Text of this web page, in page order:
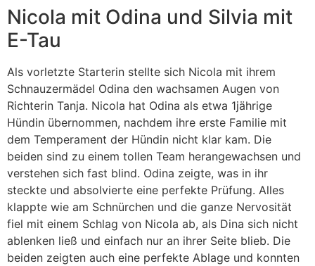
Nicola mit Odina und Silvia mit
E-Tau
Als vorletzte Starterin stellte sich Nicola mit ihrem
Schnauzermädel Odina den wachsamen Augen von
Richterin Tanja. Nicola hat Odina als etwa 1jährige
Hündin übernommen, nachdem ihre erste Familie mit
dem Temperament der Hündin nicht klar kam. Die
beiden sind zu einem tollen Team herangewachsen und
verstehen sich fast blind. Odina zeigte, was in ihr
steckte und absolvierte eine perfekte Prüfung. Alles
klappte wie am Schnürchen und die ganze Nervosität
fiel mit einem Schlag von Nicola ab, als Dina sich nicht
ablenken ließ und einfach nur an ihrer Seite blieb. Die
beiden zeigten auch eine perfekte Ablage und konnten